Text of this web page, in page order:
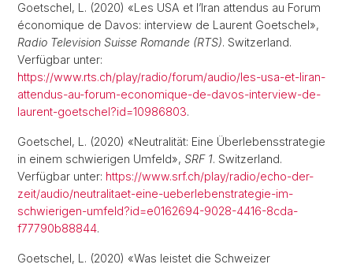
Goetschel, L. (2020) «Les USA et l’Iran attendus au Forum
économique de Davos: interview de Laurent Goetschel»,
Radio Television Suisse Romande (RTS). Switzerland.
Verfügbar unter:
https://www.rts.ch/play/radio/forum/audio/les-usa-et-liran-
attendus-au-forum-economique-de-davos-interview-de-
laurent-goetschel?id=10986803.
Goetschel, L. (2020) «Neutralität: Eine Überlebensstrategie
in einem schwierigen Umfeld», SRF 1. Switzerland.
Verfügbar unter: https://www.srf.ch/play/radio/echo-der-
zeit/audio/neutralitaet-eine-ueberlebenstrategie-im-
schwierigen-umfeld?id=e0162694-9028-4416-8cda-
f77790b88844.
Goetschel, L. (2020) «Was leistet die Schweizer